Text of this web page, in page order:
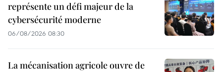
représente un défi majeur de la
cybersécurité moderne
06/08/2026 08:30
La mécanisation agricole ouvre de